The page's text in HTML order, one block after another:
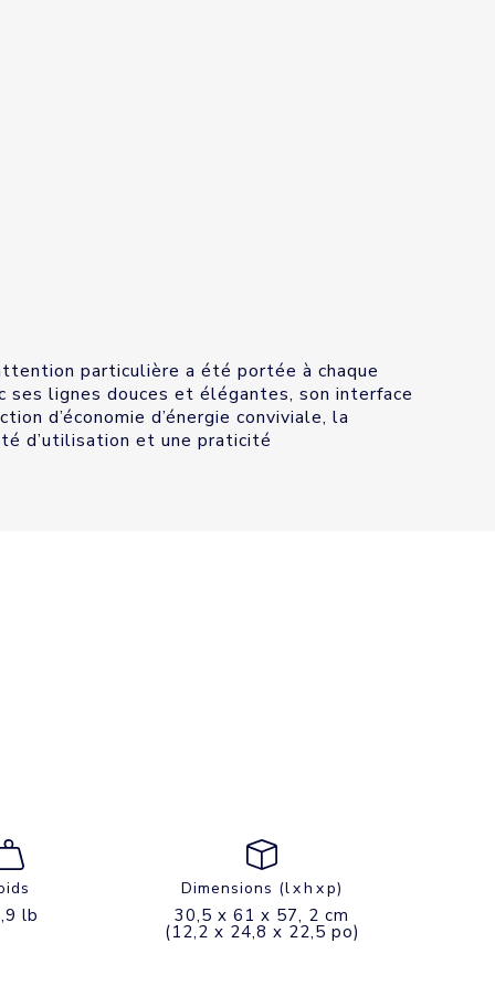
particulière a été portée à chaque
ses lignes douces et élégantes, son interface
d’économie d’énergie conviviale, la
d’utilisation et une praticité
lb
Dimensions (l x h x p)
30,5 x 61 x 57, 2 cm
(12,2 x 24,8 x 22,5 po)